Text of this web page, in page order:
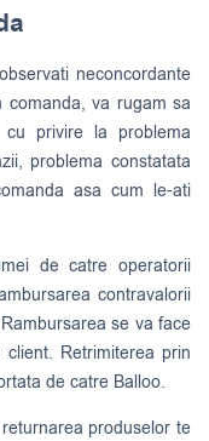
neconcordante
comanda, va rugam sa
privire la problema
problema constatata
asa cum le-ati
de catre operatorii
contravalorii
se va face
Retrimiterea prin
de catre Balloo.
produselor te